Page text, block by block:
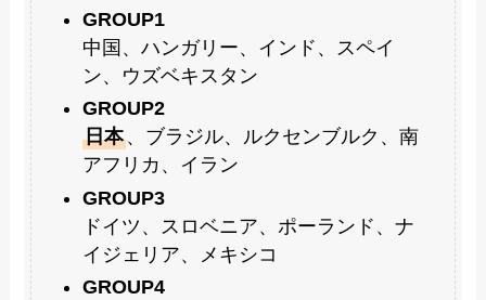
GROUP1
中国、ハンガリー、インド、スペイ
ン、ウズベキスタン
GROUP2
日本、ブラジル、ルクセンブルク、南
アフリカ、イラン
GROUP3
ドイツ、スロベニア、ポーランド、ナ
イジェリア、メキシコ
GROUP4